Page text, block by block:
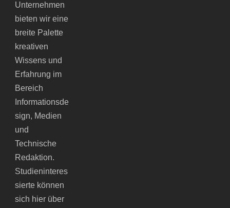
Unternehmen
bieten wir eine
breite Palette
kreativen
Wissens und
Erfahrung im
Bereich
Informationsde
sign, Medien
und
Technische
Redaktion.
Studieninteres
sierte können
sich hier über